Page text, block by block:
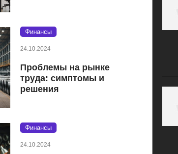
Финансы
24.10.2024
Проблемы на рынке
труда: симптомы и
решения
Финансы
24.10.2024